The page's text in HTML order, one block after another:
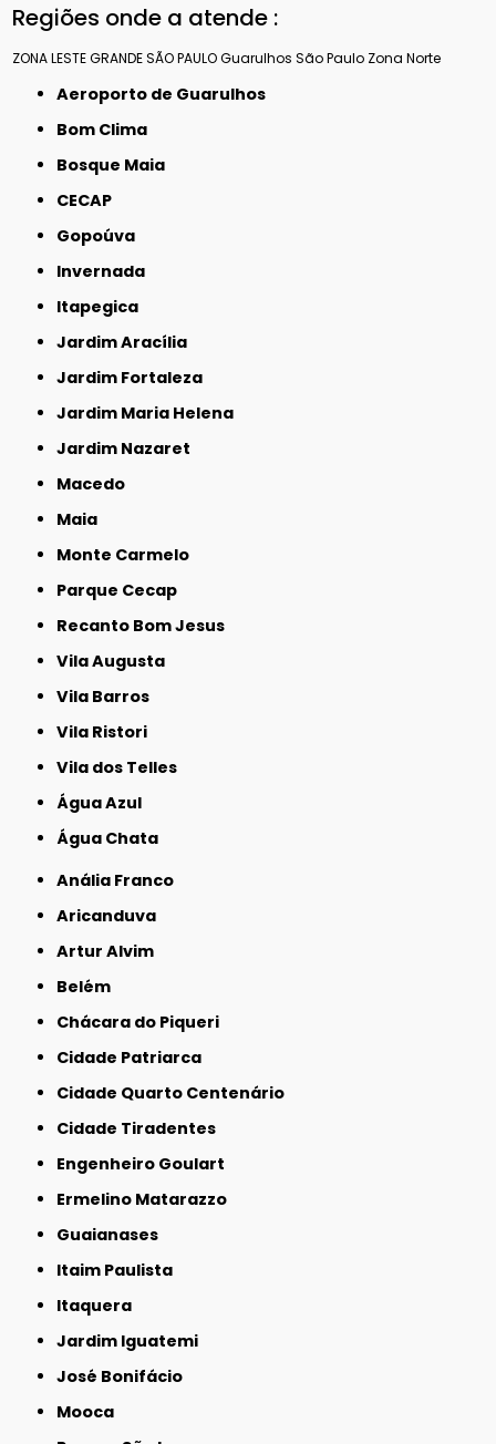
Regiões onde a atende :
ZONA LESTEGRANDE SÃO PAULOGuarulhos São Paulo Zona Norte
Aeroporto de Guarulhos
Bom Clima
Bosque Maia
CECAP
Gopoúva
Invernada
Itapegica
Jardim Aracília
Jardim Fortaleza
Jardim Maria Helena
Jardim Nazaret
Macedo
Maia
Monte Carmelo
Parque Cecap
Recanto Bom Jesus
Vila Augusta
Vila Barros
Vila Ristori
Vila dos Telles
Água Azul
Água Chata
Anália Franco
Aricanduva
Artur Alvim
Belém
Chácara do Piqueri
Cidade Patriarca
Cidade Quarto Centenário
Cidade Tiradentes
Engenheiro Goulart
Ermelino Matarazzo
Guaianases
Itaim Paulista
Itaquera
Jardim Iguatemi
José Bonifácio
Mooca